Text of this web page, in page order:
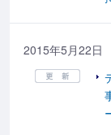
2015年5月22日